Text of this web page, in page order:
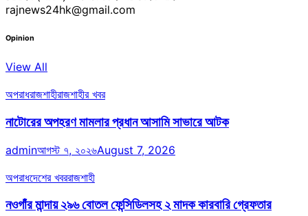
rajnews24hk@gmail.com
Opinion
View All
অপরাধরাজশাহীরাজশাহীর খবর
নাটোরের অপহরণ মামলার প্রধান আসামি সাভারে আটক
adminআগস্ট ৭, ২০২৬August 7, 2026
অপরাধদেশের খবররাজশাহী
নওগাঁর মান্দায় ২৯৬ বোতল ফেন্সিডিলসহ ২ মাদক কারবারি গ্রেফতার